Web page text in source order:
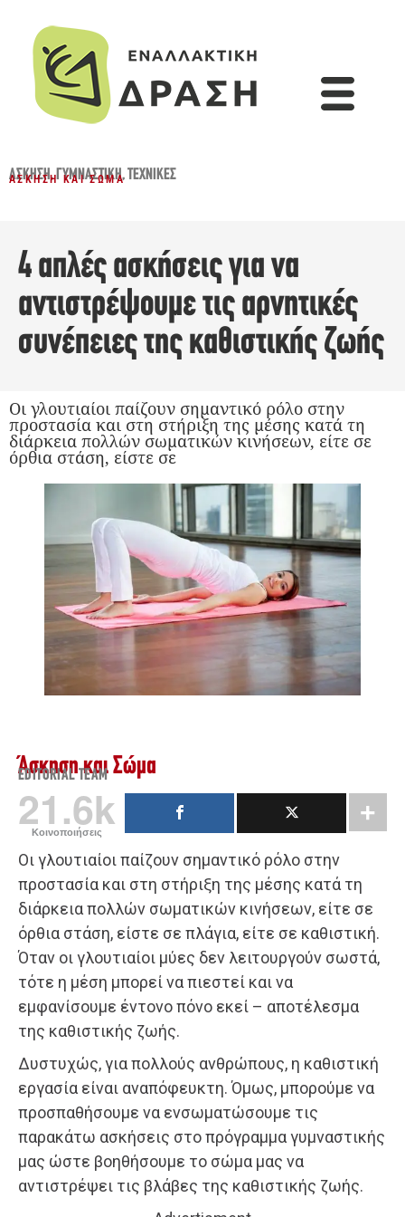
ΆΣΚΗΣΗ,ΓΥΜΝΑΣΤΙΚΉ,ΤΕΧΝΙΚΈΣ
ΆΣΚΗΣΗ ΚΑΙ ΣΏΜΑ
4 απλές ασκήσεις για να
αντιστρέψουμε τις αρνητικές
συνέπειες της καθιστικής ζωής
Οι γλουτιαίοι παίζουν σημαντικό ρόλο στην
προστασία και στη στήριξη της μέσης κατά τη
διάρκεια πολλών σωματικών κινήσεων, είτε σε
όρθια στάση, είστε σε
Άσκηση και Σώμα
EDITORIAL TEAM
21.6k
Κοινοποιήσεις
Οι γλουτιαίοι παίζουν σημαντικό ρόλο στην
προστασία και στη στήριξη της μέσης κατά τη
διάρκεια πολλών σωματικών κινήσεων, είτε σε
όρθια στάση, είστε σε πλάγια, είτε σε καθιστική.
Όταν οι γλουτιαίοι μύες δεν λειτουργούν σωστά,
τότε η μέση μπορεί να πιεστεί και να
εμφανίσουμε έντονο πόνο εκεί – αποτέλεσμα
της καθιστικής ζωής.
Δυστυχώς, για πολλούς ανθρώπους, η καθιστική
εργασία είναι αναπόφευκτη. Όμως, μπορούμε να
προσπαθήσουμε να ενσωματώσουμε τις
παρακάτω ασκήσεις στο πρόγραμμα γυμναστικής
μας ώστε βοηθήσουμε το σώμα μας να
αντιστρέψει τις βλάβες της καθιστικής ζωής.